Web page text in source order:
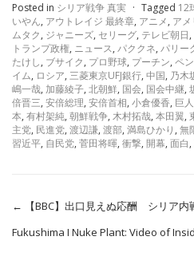
Posted in シリア戦争 真実 · Tagged 12
いやん, アウトレイジ 最終章, アニメ, アメ
ムタク, ジャニーズ, セリーグ, テレビ朝日,
トランプ政権, ニュース, パククネ, パリー
たけし, ブサイク, プロ野球, プーチン, ペ
イム, ロシア, 三菱東京UFJ銀行, 中国, 乃木
嶋一哉, 加藤綾子, 北朝鮮, 国会, 国会中継,
倍晋三, 安倍総理, 安倍首相, 小倉優香, 巨人
本, 有村架純, 朝鮮戦争, 木村拓哉, 本田翼,
主党, 民進党, 渡辺謙, 渡部, 満島ひかり , 無
習近平, 自民党, 菅田将暉, 衝撃, 開幕, 面白,
←
【BBC】出口見えぬ応酬 シリア内
Fukushima I Nuke Plant: Video of